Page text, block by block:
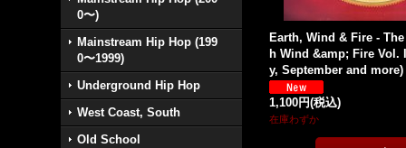
0〜)
Mainstream Hip Hop (199
0〜1999)
Underground Hip Hop
West Coast, South
Old School
Earth, Wind & Fire -
h Wind &amp; Fire Vol.
y, September and more)
1,100円(税込)
在庫わずか